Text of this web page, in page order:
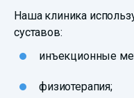
Наша клиника
суставов:
инъекционные
физиотерапия;